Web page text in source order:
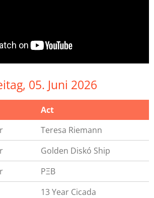
05. Juni 2026
Act
Teresa Riemann
Golden Diskó Ship
PΞB
13 Year Cicada